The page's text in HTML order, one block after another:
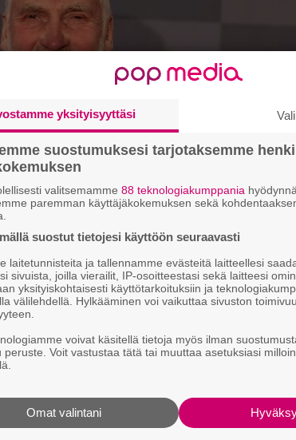
Miedosta – ”Onko
yksityisyyttäsi
suostumuksesi tarjotaksemme
valitsemamme 88 teknologiakumppania
paremman käyttäjäkokemuksen sekä
suostut tietojesi käyttöön seuraavasti
laitetunnisteita ja tallennamme evästeitä laitteellesi
sivuista, joilla vierailit, IP-osoitteestasi sekä laitteesi
yksityiskohtaisesti käyttötarkoituksiin ja
välilehdellä. Hylkääminen voi vaikuttaa sivuston
voivat käsitellä tietoja myös ilman
peruste. Voit vastustaa tätä tai muuttaa asetuksiasi
Omat valintani